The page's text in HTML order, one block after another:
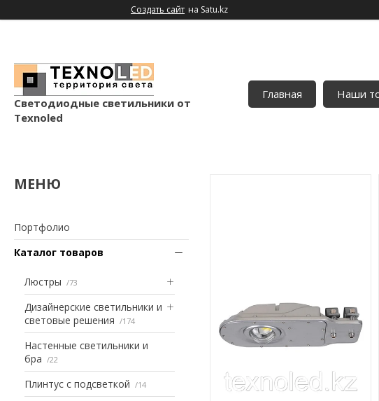
Создать сайт на Satu.kz
Светодиодные светильники от
Texnoled
Главная Наши
Портфолио
Каталог товаров
Люстры 73
Дизайнерские светильники и
световые решения
174
Настенные светильники и
бра
22
Плинтус с подсветкой 14